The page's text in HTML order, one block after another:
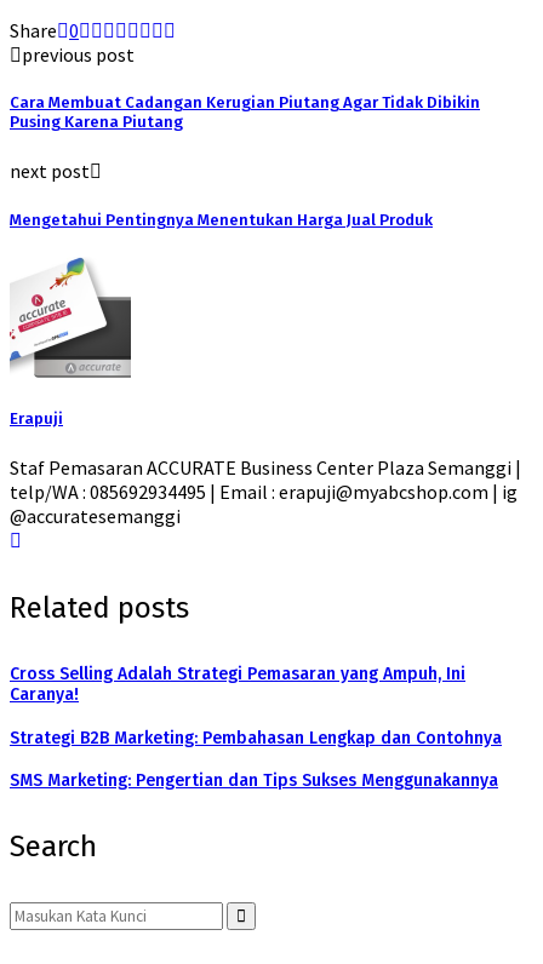
Share 0
previous post
Cara Membuat Cadangan Kerugian Piutang Agar Tidak Dibikin
Pusing Karena Piutang
next post
Mengetahui Pentingnya Menentukan Harga Jual Produk
Erapuji
Staf Pemasaran ACCURATE Business Center Plaza Semanggi |
telp/WA : 085692934495 | Email : erapuji@myabcshop.com | ig
@accuratesemanggi
Related posts
Cross Selling Adalah Strategi Pemasaran yang Ampuh, Ini
Caranya!
Strategi B2B Marketing: Pembahasan Lengkap dan Contohnya
SMS Marketing: Pengertian dan Tips Sukses Menggunakannya
Search
Search
for:
Search